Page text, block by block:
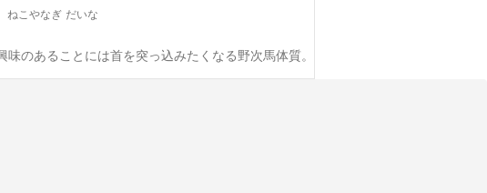
ねこやなぎ だいな
のあることには首を突っ込みたくなる野次馬体質。